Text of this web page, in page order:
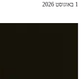
1 באוגוסט 2026